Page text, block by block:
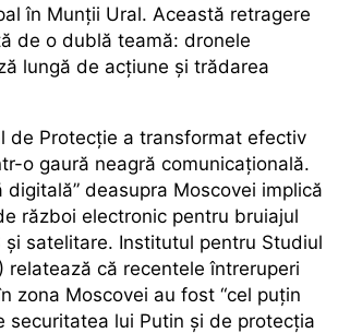
în Munții Ural. Această retragere
de o dublă teamă: dronele
lungă de acțiune și trădarea
de Protecție a transformat efectiv
o gaură neagră comunicațională.
digitală” deasupra Moscovei implică
război electronic pentru bruiajul
și satelitare. Institutul pentru Studiul
relatează că recentele întreruperi
zona Moscovei au fost “cel puțin
securitatea lui Putin și de protecția